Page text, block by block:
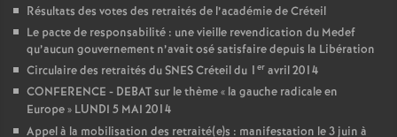
Résultats des votes des retraités de l’académie de Créteil
Le pacte de responsabilité : une vieille revendication du Medef
qu’aucun gouvernement n’avait osé satisfaire depuis la Libération
Circulaire des retraités duSNESCréteil du 1 er avril 2014
CONFERENCE - DEBATsur le thème « la gauche radicale en
Europe» LUNDI 5 MAI 2014
Appel à la mobilisation des retraité(e)s : manifestation le 3 juin à